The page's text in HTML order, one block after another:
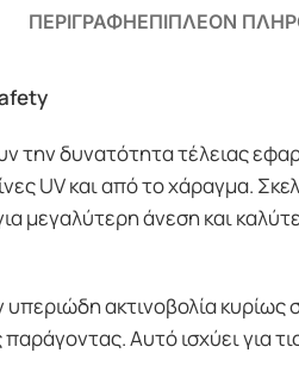
ΠΕΡΙΓΡΑΦΗΕΠΙΠΛΕΟΝ
την δυνατότητα τέλειας
UV και από το χάραγμα.
μεγαλύτερη άνεση και
ακτινοβολία κυρίως
Αυτό ισχύει για